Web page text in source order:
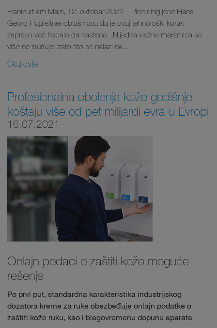
Frankfurt am Main, 12. oktobar 2022 – Pionir higijene Hans
Georg Hagleitner objašnjava da je ovaj tehnološki korak
zapravo već trebalo da nastane. „Nijedna vlažna maramica se
više ne isušuje, zato što se nalazi na...
Čitaj dalje
Profesionalna obolenja kože godišnje
koštaju više od pet milijardi evra u Evropi
16.07.2021
Onlajn podaci o zaštiti kože moguće
rešenje
Po prvi put, standardna karakteristika industrijskog
dozatora kreme za ruke obezbeđuje onlajn podatke o
zaštiti kože ruku, kao i blagovremenu dopunu aparata